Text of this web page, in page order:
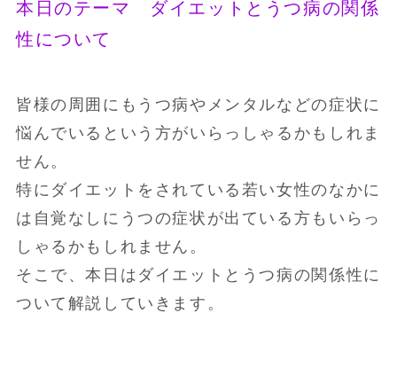
本日のテーマ ダイエットとうつ病の関係
性について
皆様の周囲にもうつ病やメンタルなどの症状に
悩んでいるという方がいらっしゃるかもしれま
せん。
特にダイエットをされている若い女性のなかに
は自覚なしにうつの症状が出ている方もいらっ
しゃるかもしれません。
そこで、本日はダイエットとうつ病の関係性に
ついて解説していきます。